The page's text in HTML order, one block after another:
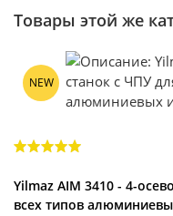
Товары этой же
NEW
Yilmaz AIM 3410 - 4-
всех типов